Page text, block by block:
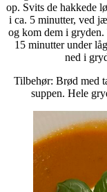
op. Svits de hakkede
i ca. 5 minutter, ved
og kom dem i
15 minutter under
ned i
Tilbehør: Brød med
suppen. Hele